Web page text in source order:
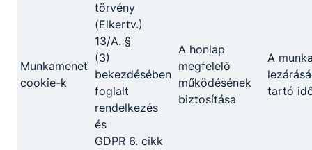
Munkamenet
cookie-k
törvény
(Elkertv.)
13/A. §
(3)
bekezdésében
foglalt
rendelkezés
és
GDPR 6. cikk
A honlap
megfelelő
működésének
biztosítása
A
tartó